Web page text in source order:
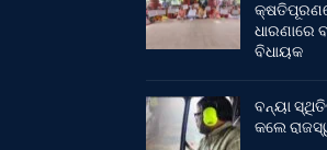
ଧାରଣାରେ
ବିଧାୟକ
ବନ୍ୟା
କଲେ